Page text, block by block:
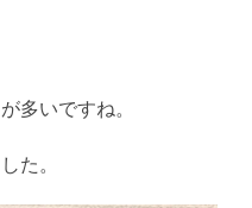
多いですね。
た。